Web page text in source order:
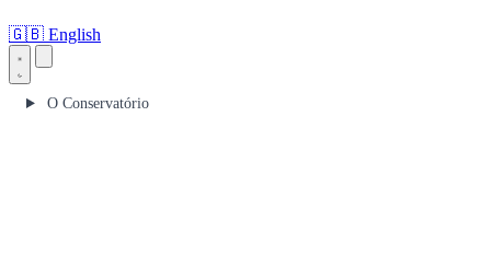
🇬🇧 English
O Conservatório